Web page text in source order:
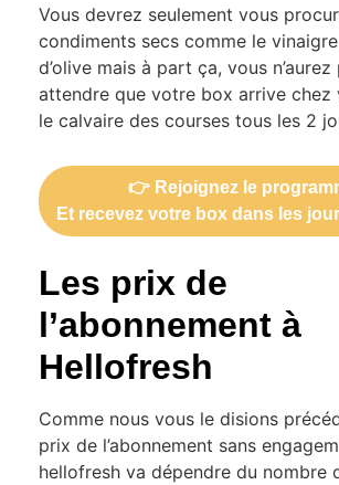
Vous devrez seulement vous
condiments secs comme le vinaigre
d’olive mais à part ça, vous n’aurez
attendre que votre box arrive chez
le calvaire des courses tous les 2
👉 Rejoignez le
Et recevez votre box dans les
Les prix de
l’abonnement à
Hellofresh
Comme nous vous le disions
prix de l’abonnement sans
hellofresh va dépendre du nombre